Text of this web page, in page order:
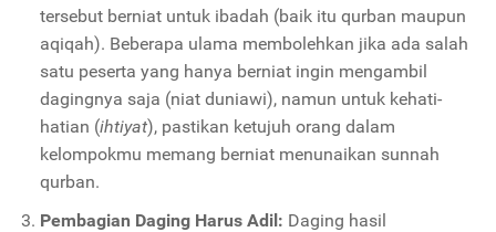
tersebut berniat untuk ibadah (baik itu qurban maupun
aqiqah). Beberapa ulama membolehkan jika ada salah
satu peserta yang hanya berniat ingin mengambil
dagingnya saja (niat duniawi), namun untuk kehati-
hatian (ihtiyat), pastikan ketujuh orang dalam
kelompokmu memang berniat menunaikan sunnah
qurban.
Pembagian Daging Harus Adil: Daging hasil